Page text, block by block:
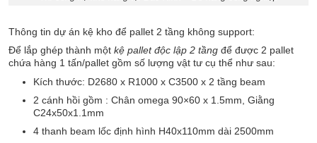
Thông tin dự án kệ kho để pallet 2 tầng không support:
Để lắp ghép thành một kệ pallet độc lập 2 tầng để được 2 pallet
chứa hàng 1 tấn/pallet gồm số lượng vật tư cụ thể như sau:
Kích thước: D2680 x R1000 x C3500 x 2 tầng beam
2 cánh hồi gồm : Chân omega 90×60 x 1.5mm, Giằng
C24x50x1.1mm
4 thanh beam lốc định hình H40x110mm dài 2500mm